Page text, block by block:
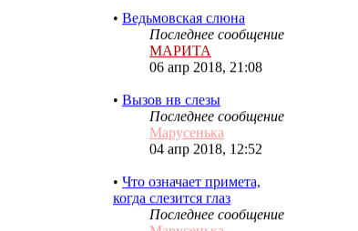
МАРИТА
06 апр 2018, 21:08
Вызов нв слезы
Марусенька
04 апр 2018, 12:52
Что означает примета,
когда слезится глаз
Последнее сообщение
Марусенька
11 окт 2017, 08:38